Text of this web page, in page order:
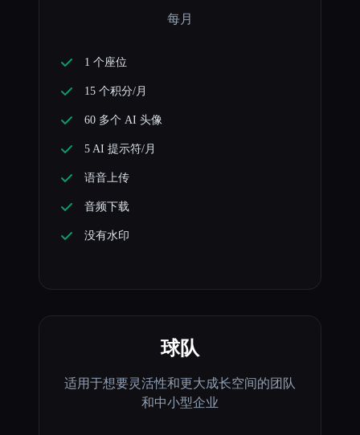
每月
1 个座位
15 个积分/月
60 多个 AI 头像
5 AI 提示符/月
语音上传
音频下载
没有水印
球队
适用于想要灵活性和更大成长空间的团队
和中小型企业